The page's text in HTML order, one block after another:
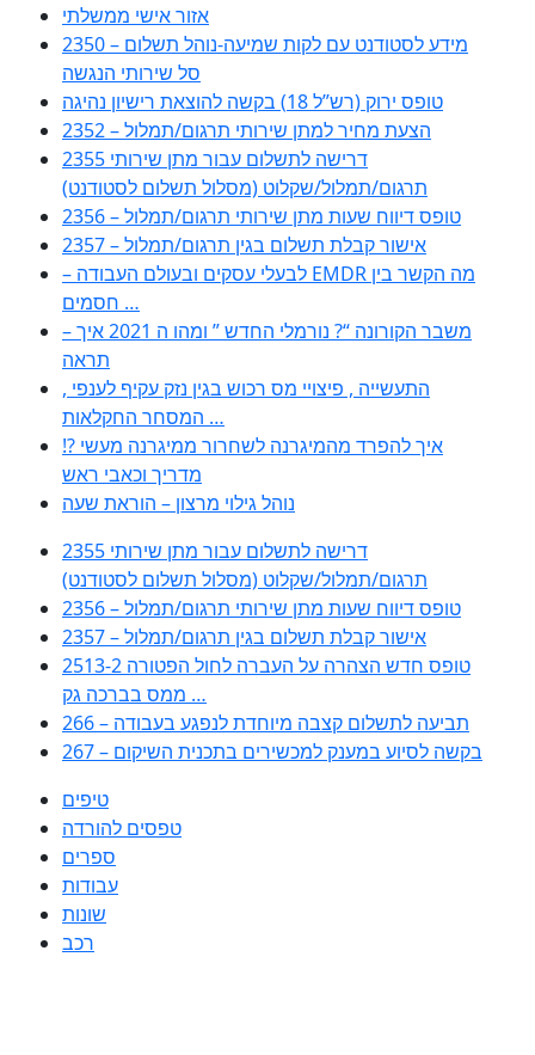
אזור אישי ממשלתי
2350 – מידע לסטודנט עם לקות שמיעה-נוהל תשלום
סל שירותי הנגשה
טופס ירוק (רש”ל 18) בקשה להוצאת רישיון נהיגה
2352 – הצעת מחיר למתן שירותי תרגום/תמלול
2355 דרישה לתשלום עבור מתן שירותי
תרגום/תמלול/שקלוט (מסלול תשלום לסטודנט)
2356 – טופס דיווח שעות מתן שירותי תרגום/תמלול
2357 – אישור קבלת תשלום בגין תרגום/תמלול
– לבעלי עסקים ובעולם העבודה EMDR מה הקשר בין
חסמים …
– משבר הקורונה “? נורמלי החדש ” ומהו ה 2021 איך
תראה
, התעשייה , פיצויי מס רכוש בגין נזק עקיף לענפי
המסחר החקלאות …
!? איך להפרד מהמיגרנה לשחרור ממיגרנה מעשי
מדריך וכאבי ראש
נוהל גילוי מרצון – הוראת שעה
2355 דרישה לתשלום עבור מתן שירותי
תרגום/תמלול/שקלוט (מסלול תשלום לסטודנט)
2356 – טופס דיווח שעות מתן שירותי תרגום/תמלול
2357 – אישור קבלת תשלום בגין תרגום/תמלול
2513-2 טופס חדש הצהרה על העברה לחול הפטורה
ממס בברכה גק …
266 – תביעה לתשלום קצבה מיוחדת לנפגע בעבודה
267 – בקשה לסיוע במענק למכשירים בתכנית השיקום
טיפים
טפסים להורדה
ספרים
עבודות
שונות
רכב